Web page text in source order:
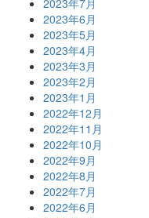
2023年6月
2023年5月
2023年4月
2023年3月
2023年2月
2023年1月
2022年12月
2022年11月
2022年10月
2022年9月
2022年8月
2022年7月
2022年6月